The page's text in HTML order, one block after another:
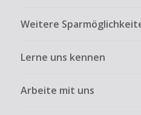
Weitere
Lerne uns kennen
Arbeite mit uns